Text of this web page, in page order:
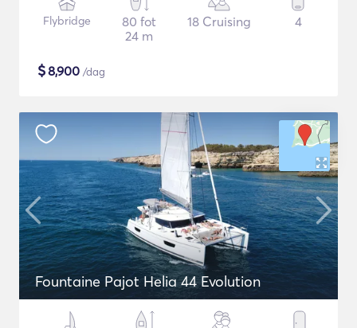
Flybridge
80 fot
24 m
18 Cruising 4
$8,900 /dag
Fountaine Pajot Helia 44 Evolution